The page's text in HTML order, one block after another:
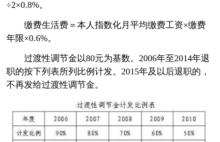
÷2×0.8%。
缴费生活费＝本人指数化月平均缴费工资×缴费
年限×0.6%。
过渡性调节金以80元为基数。2006年至2014年退
职的按下列表所列比例计发。2015年及以后退职的，
不再发给过渡性调节金。